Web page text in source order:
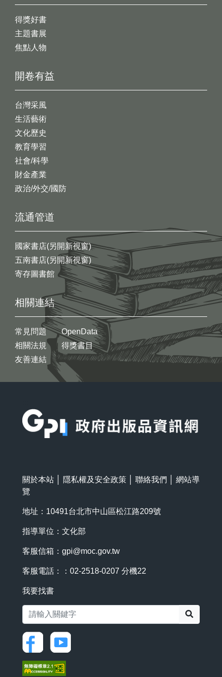
開卷有益
台灣采風
生活藝術
文化歷史
教育學習
社會/科學
財金產業
政治/外交/國防
得獎好書
主題書展
焦點人物
流通管道
國家書店(另開新視窗)
五南書店(另開新視窗)
寄存圖書館
相關連結
常見問題
相關法規
友善連結
OpenData
得獎書目
關於本站 隱私權及安全政策 聯絡我們
網站導
覽
地址：10491台北市中山區松江路209號
指導單位：文化部
客服信箱： gpi@moc.gov.tw
客服電話：：02-2518-0207 分機22
我要找書